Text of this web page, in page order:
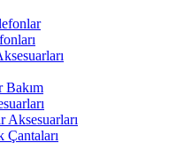
Bakım
Aksesuarları
Çantaları